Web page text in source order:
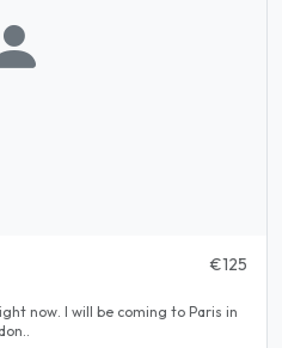
€125
now. I will be coming to Paris in